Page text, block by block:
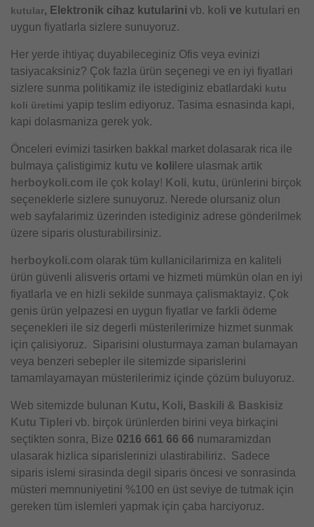
kutular, Elektronik cihaz kutularini vb. koli ve kutulari en
uygun fiyatlarla sizlere sunuyoruz.
Her yerde ihtiyaç duyabileceginiz Ofis veya evinizi
tasiyacaksiniz? Çok fazla ürün seçenegi ve en iyi fiyatlari
sizlere sunma politikamiz ile istediginiz ebatlardaki kutu
koli üretimi yapip teslim ediyoruz. Tasima esnasinda kapi,
kapi dolasmaniza gerek yok.
Önceleri evimizi tasirken bakkal market dolasarak rica ile
bulmaya çalistigimiz kutu ve koli lere ulasmak artik
herboykoli.com ile çok kolay! Koli, kutu, ürünlerini birçok
seçeneklerle sizlere sunuyoruz. Nerede olursaniz olun
web sayfalarimiz üzerinden istediginiz adrese gönderilmek
üzere siparis olusturabilirsiniz.
herboykoli.com olarak tüm kullanicilarimiza en kaliteli
ürün güvenli alisveris ortami ve hizmeti mümkün olan en iyi
fiyatlarla ve en hizli sekilde sunmaya çalismaktayiz. Çok
genis ürün yelpazesi en uygun fiyatlar ve farkli ödeme
seçenekleri ile siz degerli müsterilerimize hizmet sunmak
için çalisiyoruz. Siparisini olusturmaya zaman bulamayan
veya benzeri sebepler ile sitemizde siparislerini
tamamlayamayan müsterilerimiz içinde çözüm buluyoruz.
Web sitemizde bulunan Kutu, Koli, Baskili & Baskisiz
Kutu Tipleri vb. birçok ürünlerden birini veya birkaçini
seçtikten sonra, Bize 0216 661 66 66 numaramizdan
ulasarak hizlica siparislerinizi ulastirabiliriz. Sadece
siparis islemi sirasinda degil siparis öncesi ve sonrasinda
müsteri memnuniyetini %100 en üst seviye de tutmak için
gereken tüm islemleri yapmak için çaba harciyoruz.